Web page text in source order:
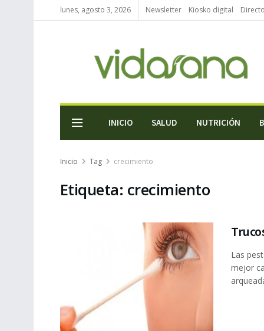
lunes, agosto 3, 2026 Newsletter Kiosko digital
INICIO SALUD NUTRICIÓN
Inicio Tag crecimiento
Etiqueta: crecimiento
Las
mejor